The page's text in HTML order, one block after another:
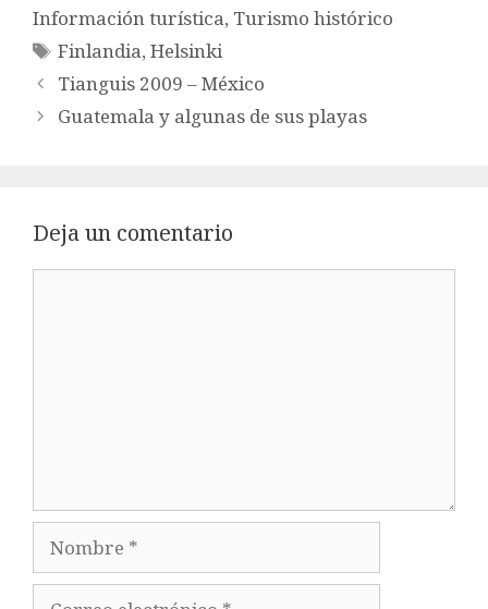
Información turística, Turismo histórico
Etiquetas
Finlandia,Helsinki
Tianguis 2009 – México
Guatemala y algunas de sus playas
Deja un comentario
Nombre